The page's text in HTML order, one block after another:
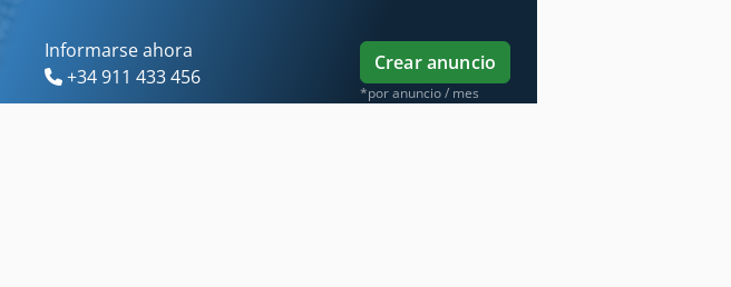
Informarse ahora
+34 911 433 456
Crear anuncio
*por anuncio / mes